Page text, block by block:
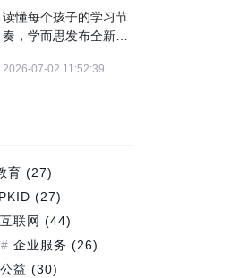
读懂每个孩子的学习节
奏，学而思发布全新培
T6系列
2026-07-02 11:52:39
育 (27)
(27)
互联网 (44)
企业服务 (26)
公益 (30)